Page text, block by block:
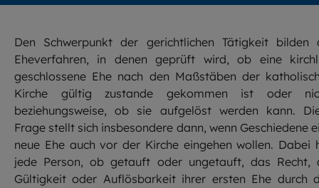
Den Schwerpunkt der gerichtlichen Tätigkeit bilden
Eheverfahren, in denen geprüft wird, ob eine
geschlossene Ehe nach den Maßstäben der
Kirche gültig zustande gekommen ist oder
beziehungsweise, ob sie aufgelöst werden kann.
Frage stellt sich insbesondere dann, wenn Geschiedene
neue Ehe auch vor der Kirche eingehen wollen. Dabei
jede Person, ob getauft oder ungetauft, das Recht,
Gültigkeit oder Auflösbarkeit ihrer ersten Ehe durch